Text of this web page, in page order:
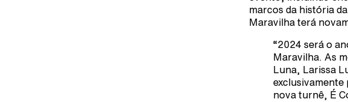
marcos da história
Maravilha terá
“2024 será o
Maravilha. As
Luna, Larissa
exclusivamente
nova turnê, É